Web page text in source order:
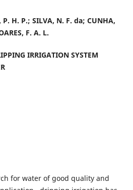
P. H. P.; SILVA, N. F. da; CUNHA,
F. A. L.
IRRIGATION SYSTEM
for water of good quality and